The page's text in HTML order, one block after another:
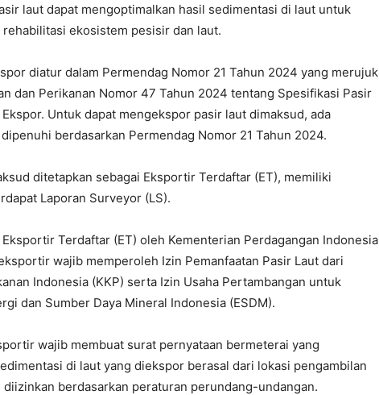
laut dapat mengoptimalkan hasil sedimentasi di laut untuk
ekosistem pesisir dan laut.
diatur dalam Permendag Nomor 21 Tahun 2024 yang merujuk
dan Perikanan Nomor 47 Tahun 2024 tentang Spesifikasi Pasir
Untuk dapat mengekspor pasir laut dimaksud, ada
berdasarkan Permendag Nomor 21 Tahun 2024.
ditetapkan sebagai Eksportir Terdaftar (ET), memiliki
Laporan Surveyor (LS).
Terdaftar (ET) oleh Kementerian Perdagangan Indonesia
wajib memperoleh Izin Pemanfaatan Pasir Laut dari
Indonesia (KKP) serta Izin Usaha Pertambangan untuk
dan Sumber Daya Mineral Indonesia (ESDM).
wajib membuat surat pernyataan bermeterai yang
di laut yang diekspor berasal dari lokasi pengambilan
berdasarkan peraturan perundang-undangan.